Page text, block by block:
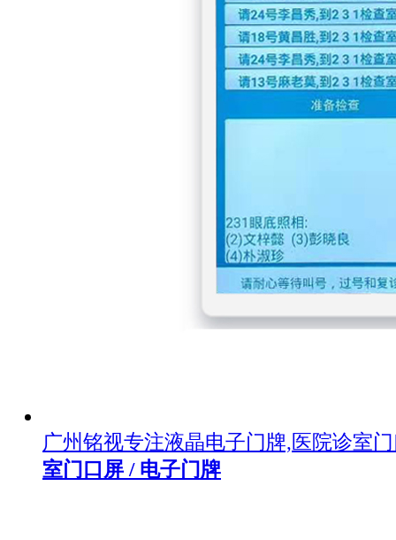
广州铭视专注液晶电子门牌,医院诊室
室门口屏 / 电子门牌